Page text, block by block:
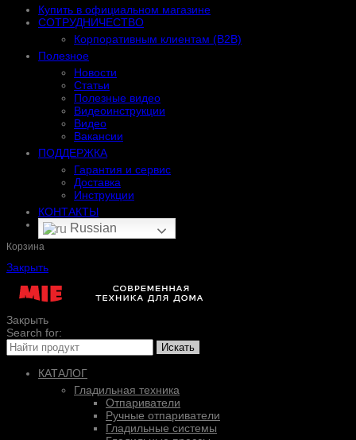
Купить в официальном магазине
СОТРУДНИЧЕСТВО
Корпоративным клиентам (B2B)
Полезное
Новости
Статьи
Полезные видео
Видеоинструкции
Видео
Вакансии
ПОДДЕРЖКА
Гарантия и сервис
Доставка
Инструкции
КОНТАКТЫ
Russian
Корзина
Закрыть
Закрыть
Search for:
Искать
КАТАЛОГ
Гладильная техника
Отпариватели
Ручные отпариватели
Гладильные системы